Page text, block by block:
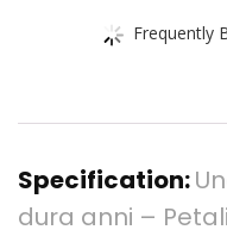
Frequently
Specification:
dura anni –